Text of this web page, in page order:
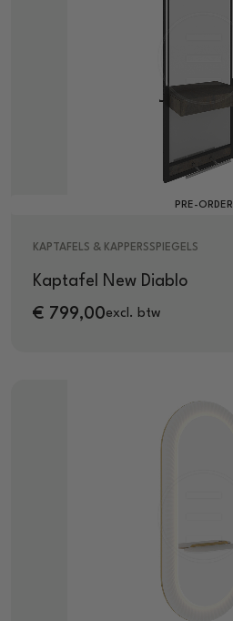
PRE-ORDER
KAPTAFELS & KAPPERSSPIEGELS
Kaptafel New Diablo
€ 799,00excl. btw